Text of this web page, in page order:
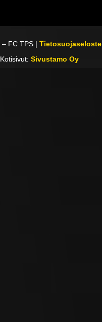
– FC TPS |Tietosuojaseloste
Kotisivut: Sivustamo Oy